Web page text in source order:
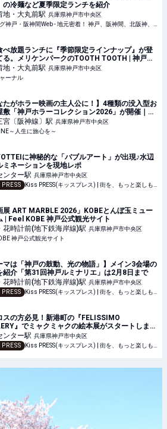
の冷麺など夏季限定ランチを紹介
地・大丸前駅 兵庫県神戸市中央区
べ放題ランチに『季節限定ラインナップ』が登
る。メリケンパークのTOOTH TOOTH | 神戸ジ
ル
地・大丸前駅 兵庫県神戸市中央区
ーナル
たがホラー映画の主人公に！】4種類の没入型お
敷「神戸ホラーコレクション2026」が開催｜兵
宮〔阪神線〕駅 兵庫県神戸市中央区
～人生に旅心を～
に神秘的な「バブルアート」が出現♪水辺
ミネーションを現地レポ
ンター駅 兵庫県神戸市中央区
展 ART MARBLE 2026」KOBEとんぼ玉ミュー
| Feel KOBE 神戸公式観光サイト
花時計前(地下鉄海岸線)駅 兵庫県神戸市中央区
神戸公式観光サイト
マは「神戸の鼓動、光の物語」】メイン3会場の
紹介「第31回神戸ルミナリエ」は2月8日まで
花時計前(地下鉄海岸線)駅 兵庫県神戸市中央区
スの方必見！新港町の『FELISSIMO
』でミャクミャクの絵本展がスタートしまし
ンター駅 兵庫県神戸市中央区